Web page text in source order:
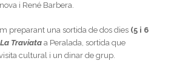
i René Barbera.
preparant una sortida de dos dies (5 i 6
La Traviata a Peralada, sortida que
cultural i un dinar de grup.